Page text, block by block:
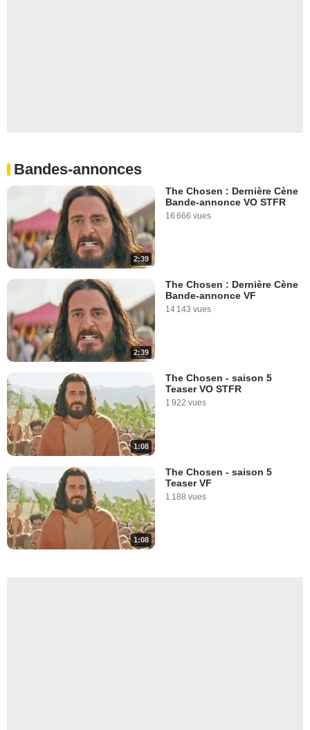
Bandes-annonces
2:39
The Chosen : Dernière Cène
Bande-annonce VO STFR
16 666 vues
2:39
The Chosen : Dernière Cène
Bande-annonce VF
14 143 vues
1:08
The Chosen - saison 5
Teaser VO STFR
1 922 vues
1:08
The Chosen - saison 5
Teaser VF
1 188 vues